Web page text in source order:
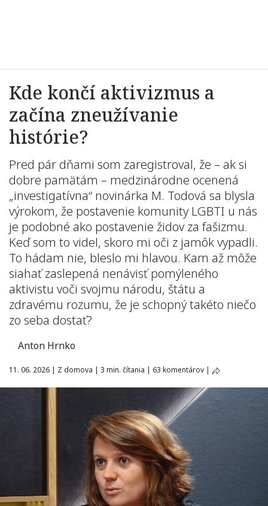
Kde končí aktivizmus a
začína zneužívanie
histórie?
Pred pár dňami som zaregistroval, že – ak si
dobre pamätám – medzinárodne ocenená
„investigatívna“ novinárka M. Todová sa blysla
výrokom, že postavenie komunity LGBTI u nás
je podobné ako postavenie židov za fašizmu.
Keď som to videl, skoro mi oči z jamôk vypadli.
To hádam nie, bleslo mi hlavou. Kam až môže
siahať zaslepená nenávisť pomýleného
aktivistu voči svojmu národu, štátu a
zdravému rozumu, že je schopný takéto niečo
zo seba dostať?
Anton Hrnko
11. 06. 2026 | Z domova | 3 min. čítania | 63 komentárov |